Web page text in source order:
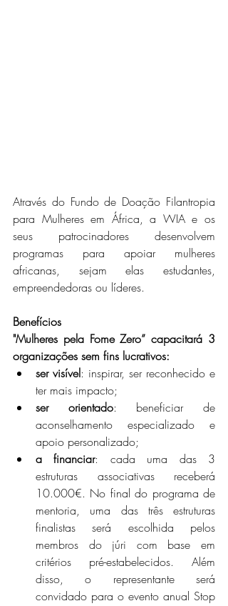
Através do Fundo de Doação Filantropia
para Mulheres em África, a WIA e os
seus patrocinadores desenvolvem
programas para apoiar mulheres
africanas, sejam elas estudantes,
empreendedoras ou líderes.
Benefícios
"Mulheres pela Fome Zero” capacitará 3
organizações sem fins lucrativos:
ser visível: inspirar, ser reconhecido e
ter mais impacto;
ser orientado: beneficiar de
aconselhamento especializado e
apoio personalizado;
a financiar: cada uma das 3
estruturas associativas receberá
10.000€. No final do programa de
mentoria, uma das três estruturas
finalistas será escolhida pelos
membros do júri com base em
critérios pré-estabelecidos. Além
disso, o representante será
convidado para o evento anual Stop